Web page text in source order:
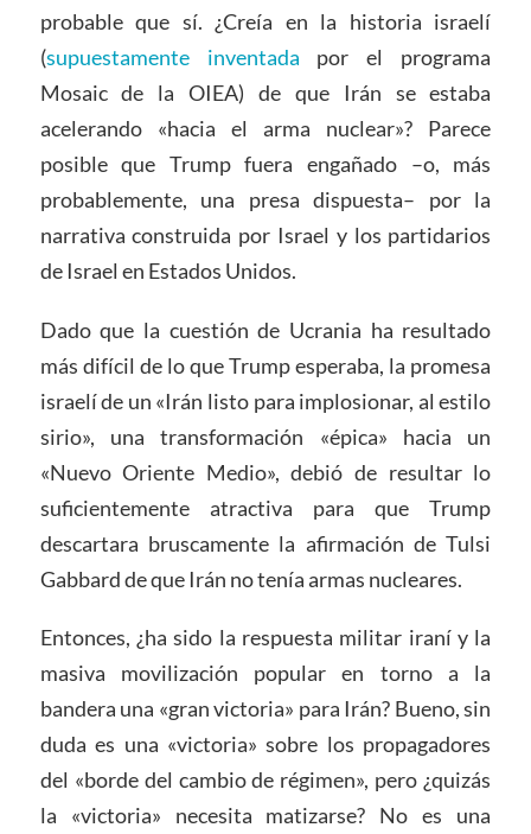
probable que sí. ¿Creía en la historia israelí
(supuestamente inventada por el programa
Mosaic de la OIEA) de que Irán se estaba
acelerando «hacia el arma nuclear»? Parece
posible que Trump fuera engañado –o, más
probablemente, una presa dispuesta– por la
narrativa construida por Israel y los partidarios
de Israel en Estados Unidos.
Dado que la cuestión de Ucrania ha resultado
más difícil de lo que Trump esperaba, la promesa
israelí de un «Irán listo para implosionar, al estilo
sirio», una transformación «épica» hacia un
«Nuevo Oriente Medio», debió de resultar lo
suficientemente atractiva para que Trump
descartara bruscamente la afirmación de Tulsi
Gabbard de que Irán no tenía armas nucleares.
Entonces, ¿ha sido la respuesta militar iraní y la
masiva movilización popular en torno a la
bandera una «gran victoria» para Irán? Bueno, sin
duda es una «victoria» sobre los propagadores
del «borde del cambio de régimen», pero ¿quizás
la «victoria» necesita matizarse? No es una